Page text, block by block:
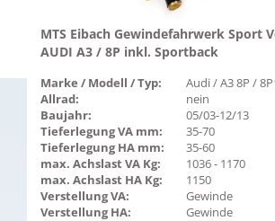
MTS Eibach Gewindefahrwerk Sport
AUDI A3 / 8P inkl. Sportback
Marke / Modell / Typ:
Audi / A3 8P /
Allrad:
nein
Baujahr:
05/03-12/13
Tieferlegung VA mm:
35-70
Tieferlegung HA mm:
35-60
max. Achslast VA Kg:
1036 - 1170
max. Achslast HA Kg:
1150
Verstellung VA:
Gewinde
Verstellung HA:
Gewinde